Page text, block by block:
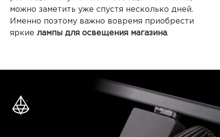
можно заметить уже спустя несколько дней.
Именно поэтому важно вовремя приобрести
яркие лампы для освещения магазина.
максимально долго будут находиться внутри
торгового зала и смогут уделить внимание
всем товарам, тем самым увеличивая выручку.
производителями светильников
и предлагаем вам качественные